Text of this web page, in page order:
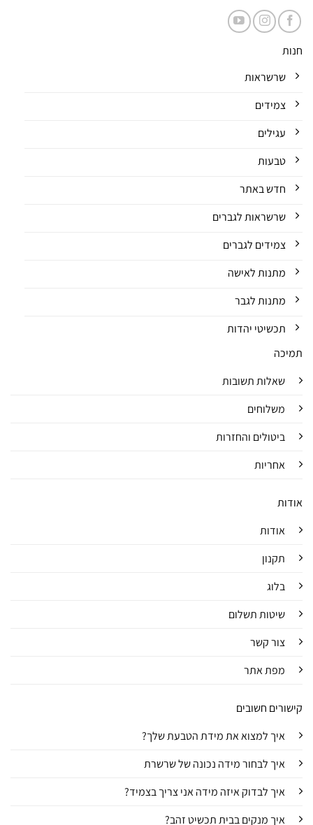
חנות
שרשראות
צמידים
עגילים
טבעות
חדש באתר
שרשראות לגברים
צמידים לגברים
מתנות לאישה
מתנות לגבר
תכשיטי יהדות
תמיכה
שאלות תשובות
משלוחים
ביטולים והחזרות
אחריות
אודות
אודות
תקנון
בלוג
שיטות תשלום
צור קשר
מפת אתר
קישורים חשובים
איך למצוא את מידת הטבעת שלך?
איך לבחור מידה נכונה של שרשרת
איך לבדוק איזה מידה אני צריך בצמיד?
איך מנקים בבית תכשיט זהב?